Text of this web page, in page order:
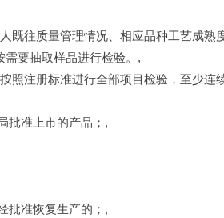
既往质量管理情况、相应品种工艺成熟
要抽取样品进行检验。,
照注册标准进行全部项目检验，至少连
批准上市的产品；,
批准恢复生产的；,